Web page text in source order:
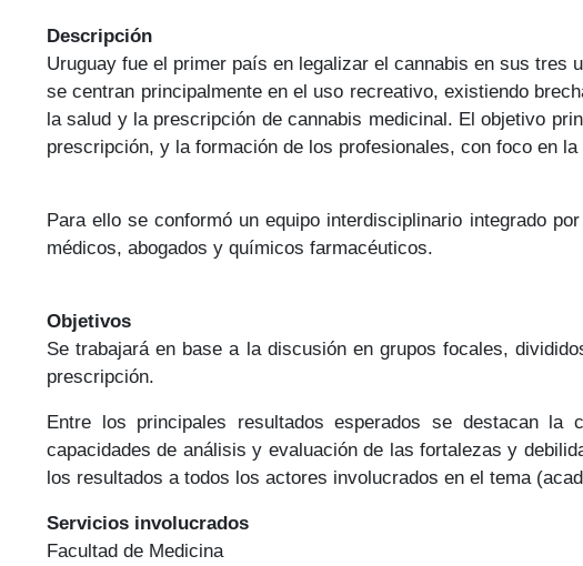
Descripción
Uruguay fue el primer país en legalizar el cannabis en sus
se centran principalmente en el uso recreativo, existiendo
la salud y la prescripción de cannabis medicinal. El objetivo
prescripción, y la formación de los profesionales, con foco en
Para ello se conformó un equipo interdisciplinario integrado
médicos, abogados y químicos farmacéuticos.
Objetivos
Se trabajará en base a la discusión en grupos focales,
prescripción.
Entre los principales resultados esperados se destacan
capacidades de análisis y evaluación de las fortalezas y
los resultados a todos los actores involucrados en el tema
Servicios involucrados
Facultad de Medicina